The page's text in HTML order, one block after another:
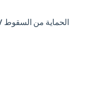
الحماية من السقوط /